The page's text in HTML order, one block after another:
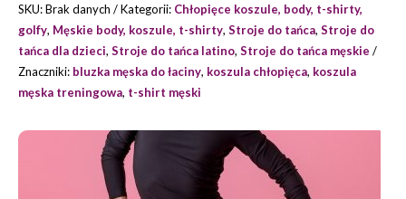
MODEL
DALLAS
MARKI
GRAND
PRIX
SKU:Brak danych Kategorii: Chłopięce koszule, body, t-shirty,
golfy, Męskie body, koszule, t-shirty, Stroje do tańca, Stroje do
tańca dla dzieci, Stroje do tańca latino, Stroje do tańca męskie
Znaczniki: bluzka męska do łaciny, koszula chłopięca, koszula
męska treningowa, t-shirt męski